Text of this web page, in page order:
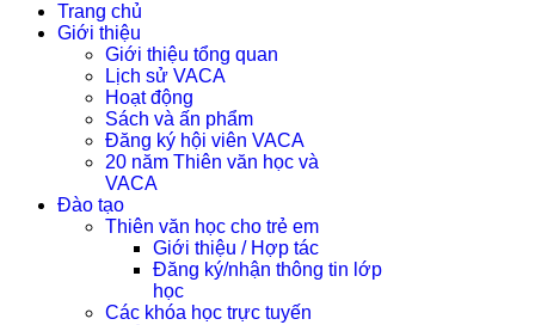
Trang chủ
Giới thiệu
Giới thiệu tổng quan
Lịch sử VACA
Hoạt động
Sách và ấn phẩm
Đăng ký hội viên VACA
20 năm Thiên văn học và
VACA
Đào tạo
Thiên văn học cho trẻ em
Giới thiệu / Hợp tác
Đăng ký/nhận thông tin lớp
học
Các khóa học trực tuyến